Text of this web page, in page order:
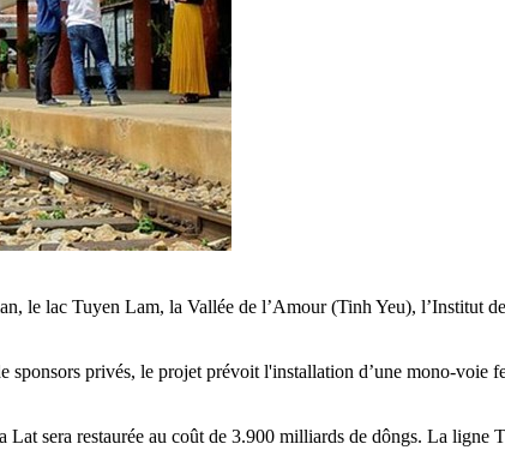
le lac Tuyen Lam, la Vallée de l’Amour (Tinh Yeu), l’Institut
privés, le projet prévoit l'installation d’une mono-voie
sera restaurée au coût de 3.900 milliards de dôngs. La ligne